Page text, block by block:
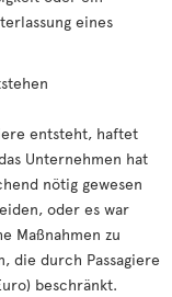
eines
entsteht, haftet
Unternehmen hat
nötig gewesen
oder es war
Maßnahmen zu
die durch Passagiere
beschränkt.